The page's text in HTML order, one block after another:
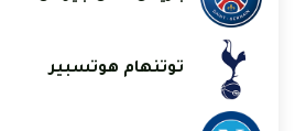
توتنهام هوتسبير